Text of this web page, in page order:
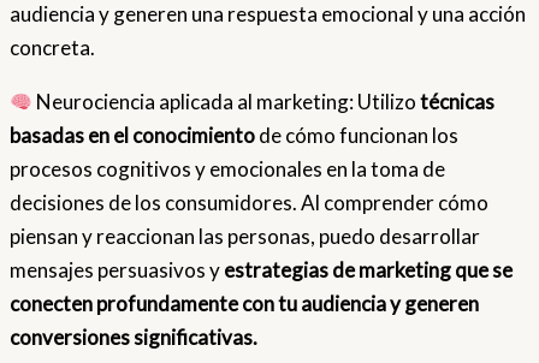
audiencia y generen una respuesta emocional y una acción
concreta.
Neurociencia aplicada al marketing: Utilizotécnicas
basadas en el conocimientode cómo funcionan los
procesos cognitivos y emocionales en la toma de
decisiones de los consumidores. Al comprender cómo
piensan y reaccionan las personas, puedo desarrollar
mensajes persuasivos yestrategias de marketing que se
conecten profundamente con tu audiencia y generen
conversiones significativas.